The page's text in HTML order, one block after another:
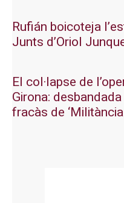
Rufián boicoteja
Junts d’Oriol
El col·lapse de
Girona:
fracàs de